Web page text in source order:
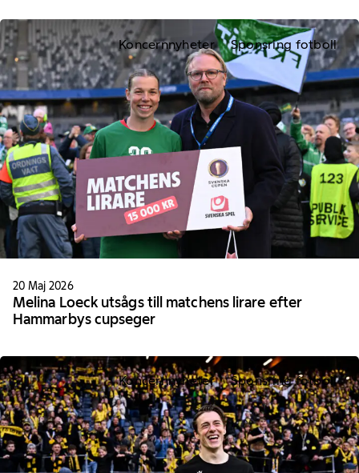
Koncernnyheter Sponsring fotboll
20 Maj 2026
Melina Loeck utsågs till matchens lirare efter
Hammarbys cupseger
Koncernnyheter Sponsring fotboll